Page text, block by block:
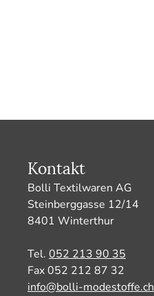
Kontakt
Bolli Textilwaren AG
Steinberggasse 12/14
8401 Winterthur
Tel. 052 213 90 35
Fax 052 212 87 32
info@bolli-modestoffe.ch